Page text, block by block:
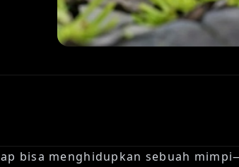
bisa menghidupkan sebuah